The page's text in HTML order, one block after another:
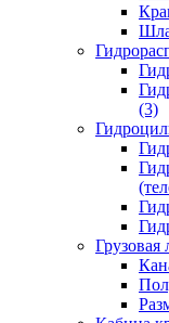
(3)
Грузовая